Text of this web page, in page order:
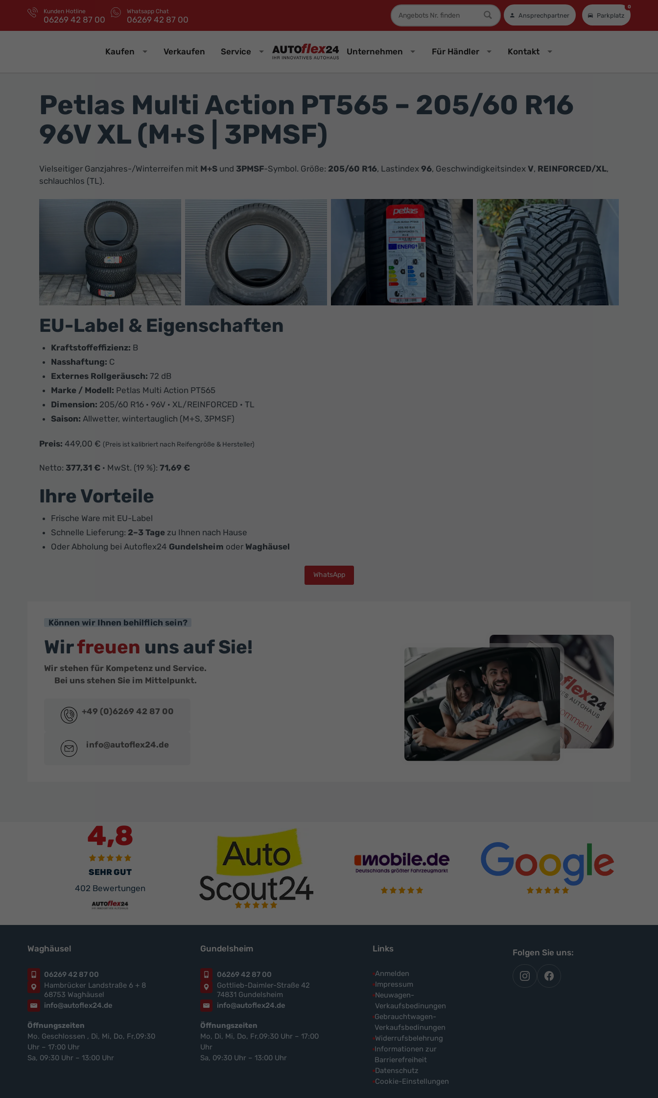
Kunden Hotline
06269 42 87 00
Whatsapp Chat
06269 42 87 00
Fahrzeugnummer
Ansprechpartner Parkplatz
0
Kaufen Verkaufen Service Unternehmen Für Händler Kontakt
Petlas Multi Action PT565 – 205/60 R16
96V XL (M+S | 3PMSF)
Vielseitiger Ganzjahres-/Winterreifen mit M+S und 3PMSF-Symbol. Größe: 205/60 R16, Lastindex 96, Geschwindigkeitsindex V, REINFORCED/XL,
schlauchlos (TL).
EU-Label & Eigenschaften
Kraftstoffeffizienz: B
Nasshaftung: C
Externes Rollgeräusch: 72 dB
Marke / Modell: Petlas Multi Action PT565
Dimension: 205/60 R16 · 96V · XL/REINFORCED · TL
Saison: Allwetter, wintertauglich (M+S, 3PMSF)
Preis: 449,00 € (Preis ist kalibriert nach Reifengröße & Hersteller)
Netto: 377,31 € · MwSt. (19 %): 71,69 €
Ihre Vorteile
Frische Ware mit EU-Label
Schnelle Lieferung: 2–3 Tage zu Ihnen nach Hause
Oder Abholung bei Autoflex24 Gundelsheim oder Waghäusel
WhatsApp
Können wir Ihnen behilflich sein?
Wirfreuen uns auf Sie!
Wir stehen für Kompetenz und Service.
Bei uns stehen Sie im Mittelpunkt.
+49 (0)6269 42 87 00
info@autoflex24.de
4,8
SEHR GUT
402 Bewertungen
Waghäusel
06269 42 87 00
Hambrücker Landstraße 6 + 8
68753 Waghäusel
info@autoflex24.de
Öffnungszeiten
Mo. Geschlossen , Di, Mi, Do, Fr,09:30
Uhr – 17:00 Uhr
Sa, 09:30 Uhr – 13:00 Uhr
Gundelsheim
06269 42 87 00
Gottlieb-Daimler-Straße 42
74831 Gundelsheim
info@autoflex24.de
Öffnungszeiten
Mo, Di, Mi, Do, Fr,09:30 Uhr – 17:00
Uhr
Sa, 09:30 Uhr – 13:00 Uhr
Links
Anmelden
Impressum
Neuwagen-
Verkaufsbedinungen
Gebrauchtwagen-
Verkaufsbedinungen
Widerrufsbelehrung
Informationen zur
Barrierefreiheit
Datenschutz
Cookie-Einstellungen
Folgen Sie uns:
autoflex
auf
autoflex24
auf